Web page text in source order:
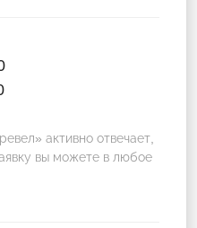
активно отвечает,
вы можете в любое